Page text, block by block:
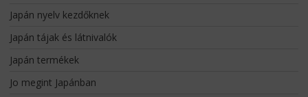
Japán nyelv kezdőknek
Japán tájak és látnivalók
Japán termékek
Jo megint Japánban